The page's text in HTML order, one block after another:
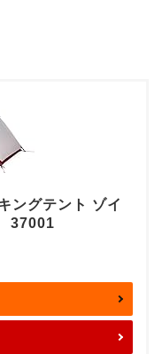
ングテント ゾイ
37001